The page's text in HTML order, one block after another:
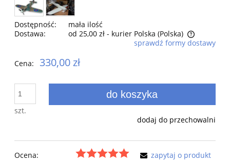
Dostępność:
mała ilość
Dostawa:
od 25,00 zł - kurier Polska (Polska)
Cena nie zawiera ewentualnych kosztów płatności
sprawdź formy dostawy
Cena: 330,00 zł
szt.
do koszyka
dodaj do przechowalni
Ocena:
zapytaj o produkt